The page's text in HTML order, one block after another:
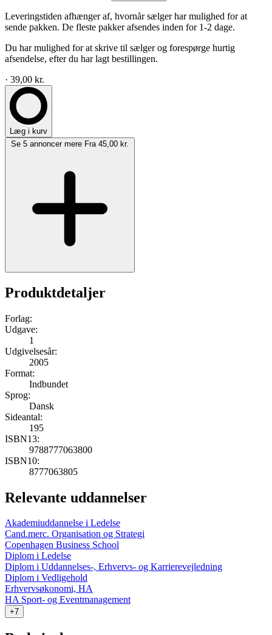
Leveringstiden afhænger af, hvornår sælger har mulighed for at
sende pakken. De fleste pakker afsendes inden for 1-2 dage.
Du har mulighed for at skrive til sælger og forespørge hurtig
afsendelse, efter du har lagt bestillingen.
· 39,00 kr.
Læg i kurv
Se 5 annoncer mere Fra 45,00 kr.
Produktdetaljer
Forlag:
Udgave:
1
Udgivelsesår:
2005
Format:
Indbundet
Sprog:
Dansk
Sideantal:
195
ISBN13:
9788777063800
ISBN10:
8777063805
Relevante uddannelser
Akademiuddannelse i Ledelse
Cand.merc. Organisation og Strategi
Copenhagen Business School
Diplom i Ledelse
Diplom i Uddannelses-, Erhvervs- og Karrierevejledning
Diplom i Vedligehold
Erhvervsøkonomi, HA
HA Sport- og Eventmanagement
+7